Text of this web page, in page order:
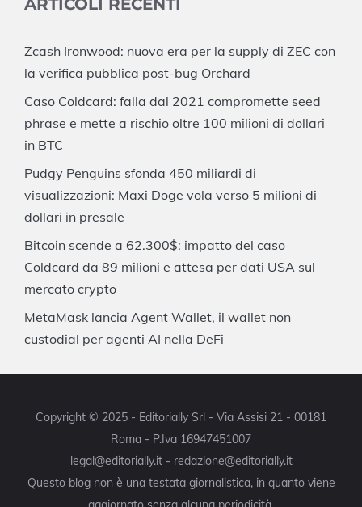
ARTICOLI RECENTI
Zcash Ironwood: nuova era per la supply di ZEC con
la verifica pubblica post-bug Orchard
Caso Coldcard: falla dal 2021 compromette seed
phrase e mette a rischio oltre 100 milioni di dollari
in BTC
Pudgy Penguins sfonda 450 miliardi di
visualizzazioni: Maxi Doge vola verso 5 milioni di
dollari in presale
Bitcoin scende a 62.300$: impatto del caso
Coldcard da 89 milioni e attesa per dati USA sul
mercato crypto
MetaMask lancia Agent Wallet, il wallet non
custodial per agenti AI nella DeFi
Copyright © 2025 - Editorially Srl - Via Assisi 21 - 00181
Roma - P.Iva 16947451007
legal@editorially.it - redazione@editorially.it
Questo blog non è una testata giornalistica, in quanto viene